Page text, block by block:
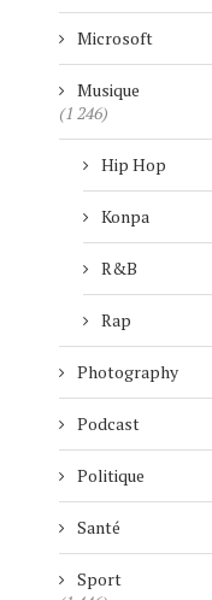
CIEL DUBAI
HAUT
Microsoft
Musique
(1 246)
Hip Hop
Konpa
R&B
Rap
Photography
Podcast
Politique
Santé
Sport